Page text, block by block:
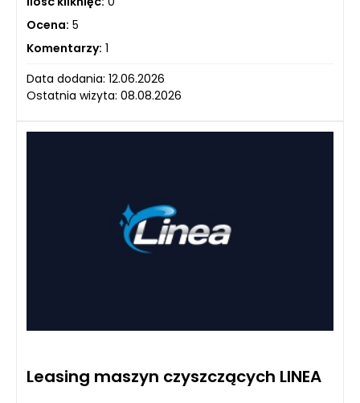
Ocena: 5
Komentarzy: 1
Data dodania: 12.06.2026
Ostatnia wizyta: 08.08.2026
Leasing maszyn czyszczących LINEA